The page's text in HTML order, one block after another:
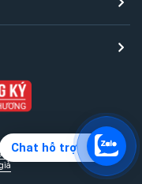
Chat hỗ trợ
reserved
tư
Điều khoản sử dụng